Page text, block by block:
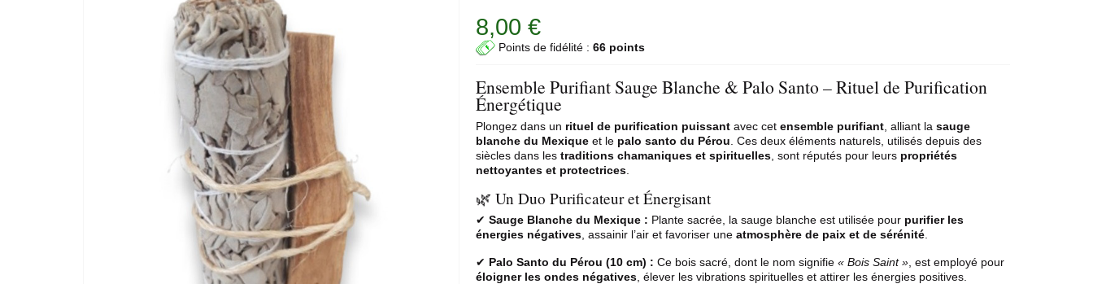
8,00 €
Points de fidélité :66 points
Ensemble Purifiant Sauge Blanche & Palo Santo – Rituel de Purification
Énergétique
Plongez dans un rituel de purification puissant avec cetensemble purifiant , alliant lasauge
blanche du Mexique et le palo santo du Pérou . Ces deux éléments naturels, utilisés depuis des
siècles dans lestraditions chamaniques et spirituelles , sont réputés pour leurs propriétés
nettoyantes et protectrices
🌿 Un Duo Purificateur et Énergisant
✔Sauge Blanche du Mexique : Plante sacrée, la sauge blanche est utilisée pour purifier les
énergies négatives , assainir l’air et favoriser uneatmosphère de paix et de sérénité
✔ Palo Santo du Pérou (10 cm) : Ce bois sacré, dont le nom signifie« Bois Saint » , est employé pour
éloigner les ondes négatives , élever les vibrations spirituelles et attirer les énergies positives.